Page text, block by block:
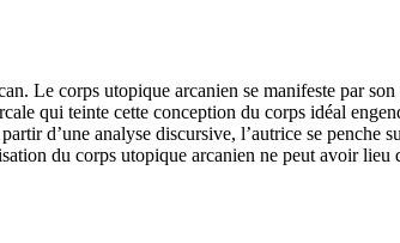
Le corps utopique arcanien se manifeste par son
qui teinte cette conception du corps idéal
d’une analyse discursive, l’autrice se penche
du corps utopique arcanien ne peut avoir lieu